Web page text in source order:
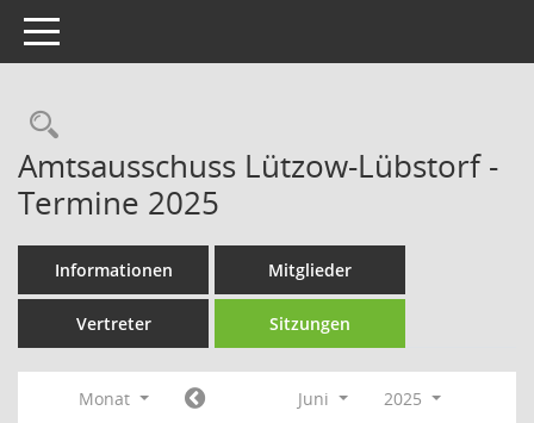
Toggle navigation
Rechercheauswahl
Amtsausschuss Lützow-Lübstorf -
Termine 2025
Informationen Mitglieder
Vertreter Sitzungen
Monat Juni
2025